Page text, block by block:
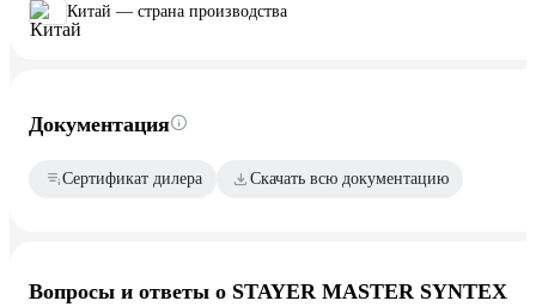
Китай — страна производства
Документация
Сертификат дилера Скачать всю документацию
Вопросы и ответы о STAYER MASTER SYNTEX